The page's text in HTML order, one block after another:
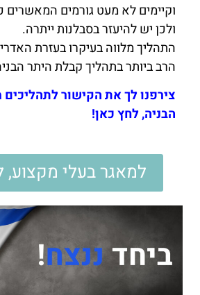
וקיימים לא מעט גורמים המאשרים
ולכן יש להיעזר בסבלנות ייתרה.
התהליך מלווה בעיקרו בעזרת
הרב ביותר בתהליך קבלת היתר
צירפנו לך את הקישור לתהליכים
הבניה, לחץ כאן!
למאגר בעלי מקצוע,